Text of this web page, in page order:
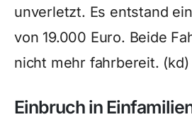
unverletzt. Es entstand
von 19.000 Euro. Beide
nicht mehr fahrbereit. (kd)
Einbruch in